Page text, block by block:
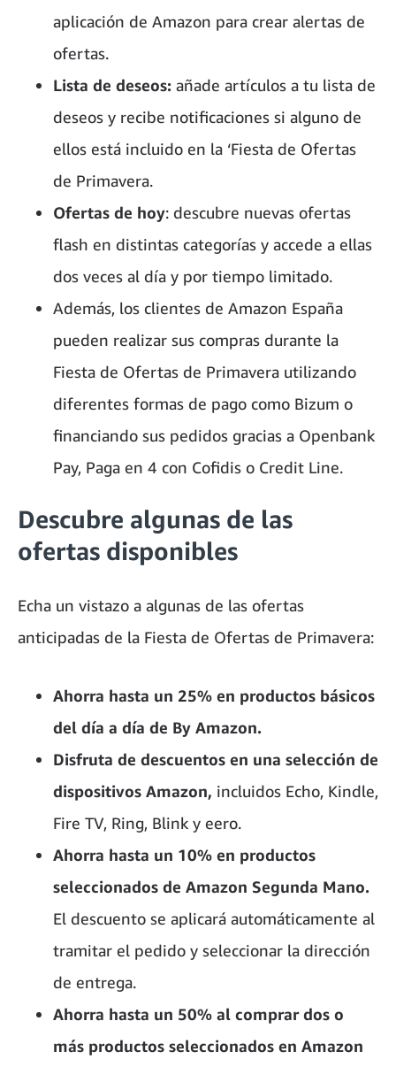
aplicación de Amazon para crear alertas de
ofertas.
Lista de deseos: añade artículos a tu lista de
deseos y recibe notificaciones si alguno de
ellos está incluido en la ‘Fiesta de Ofertas
de Primavera.
Ofertas de hoy: descubre nuevas ofertas
flash en distintas categorías y accede a ellas
dos veces al día y por tiempo limitado.
Además, los clientes de Amazon España
pueden realizar sus compras durante la
Fiesta de Ofertas de Primavera utilizando
diferentes formas de pago como Bizum o
financiando sus pedidos gracias a Openbank
Pay, Paga en 4 con Cofidis o Credit Line.
Descubre algunas de las
ofertas disponibles
Echa un vistazo a algunas de las ofertas
anticipadas de la Fiesta de Ofertas de Primavera:
Ahorra hasta un 25% en productos básicos
del día a día de By Amazon.
Disfruta de descuentos en una selección de
dispositivos Amazon, incluidos Echo, Kindle,
Fire TV, Ring, Blink y eero.
Ahorra hasta un 10% en productos
seleccionados de Amazon Segunda Mano.
El descuento se aplicará automáticamente al
tramitar el pedido y seleccionar la dirección
de entrega.
Ahorra hasta un 50% al comprar dos o
más productos seleccionados en Amazon